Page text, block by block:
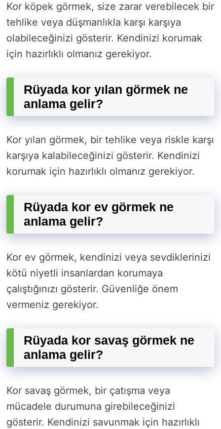
Kor köpek görmek, size zarar verebilecek bir
tehlike veya düşmanlıkla karşı karşıya
olabileceğinizi gösterir. Kendinizi korumak
için hazırlıklı olmanız gerekiyor.
Rüyada kor yılan görmek ne
anlama gelir?
Kor yılan görmek, bir tehlike veya riskle karşı
karşıya kalabileceğinizi gösterir. Kendinizi
korumak için hazırlıklı olmanız gerekiyor.
Rüyada kor ev görmek ne
anlama gelir?
Kor ev görmek, kendinizi veya sevdiklerinizi
kötü niyetli insanlardan korumaya
çalıştığınızı gösterir. Güvenliğe önem
vermeniz gerekiyor.
Rüyada kor savaş görmek ne
anlama gelir?
Kor savaş görmek, bir çatışma veya
mücadele durumuna girebileceğinizi
gösterir. Kendinizi savunmak için hazırlıklı